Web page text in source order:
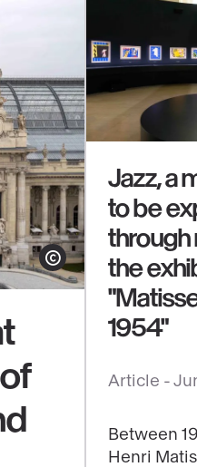
Show copyright
See
Jazz,
Jazz, a
to be
through
the
1954"
Article -
Between
Henri